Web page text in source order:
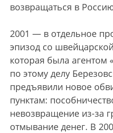
возвращаться в
2001 — в отдельное
эпизод со
которая была агентом
по этому делу
предъявили новое
пунктам:
невозвращение из-за
отмывание денег. В